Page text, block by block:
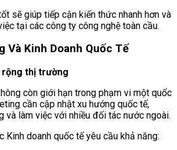
sẽ giúp tiếp cận kiến thức nhanh hơn và
tại các công ty công nghệ toàn cầu.
Và Kinh Doanh Quốc Tế
rộng thị trường
còn giới hạn trong phạm vi một quốc
cần cập nhật xu hướng quốc tế,
và làm việc với nhiều đối tác nước ngoài.
Kinh doanh quốc tế yêu cầu khả năng: